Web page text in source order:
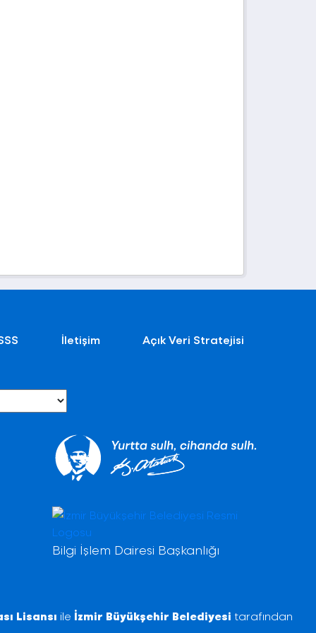
İletişim Açık Veri Stratejisi
Bilgi İşlem Dairesi Başkanlığı
Lisansı ile İzmir Büyükşehir Belediyesi tarafından